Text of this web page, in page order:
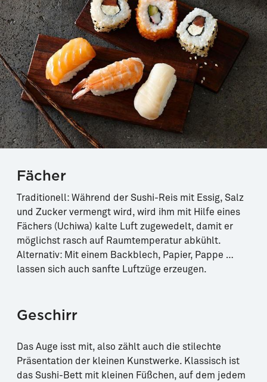
Fächer
Traditionell: Während der Sushi-Reis mit Essig, Salz
und Zucker vermengt wird, wird ihm mit Hilfe eines
Fächers (Uchiwa) kalte Luft zugewedelt, damit er
möglichst rasch auf Raumtemperatur abkühlt.
Alternativ: Mit einem Backblech, Papier, Pappe …
lassen sich auch sanfte Luftzüge erzeugen.
Geschirr
Das Auge isst mit, also zählt auch die stilechte
Präsentation der kleinen Kunstwerke. Klassisch ist
das Sushi-Bett mit kleinen Füßchen, auf dem jedem